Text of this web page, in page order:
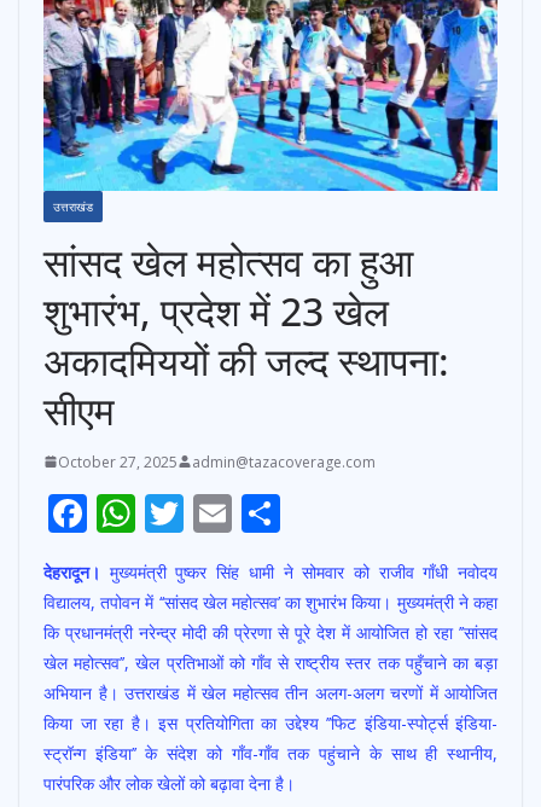
उत्तराखंड
सांसद खेल महोत्सव का हुआ
शुभारंभ, प्रदेश में 23 खेल
अकादमिययों की जल्द स्थापना:
सीएम
October 27, 2025 admin@tazacoverage.com
F
e
b
o
o
k
W
h
at
s
A
p
p
T
itt
er
E
m
ai
l
h
ar
e
देहरादून। मुख्यमंत्री पुष्कर सिंह धामी ने सोमवार को राजीव गाँधी नवोदय
विद्यालय, तपोवन में ‘‘सांसद खेल महोत्सव’ का शुभारंभ किया। मुख्यमंत्री ने कहा
कि प्रधानमंत्री नरेन्द्र मोदी की प्रेरणा से पूरे देश में आयोजित हो रहा ’’सांसद
खेल महोत्सव’’, खेल प्रतिभाओं को गाँव से राष्ट्रीय स्तर तक पहुँचाने का बड़ा
अभियान है। उत्तराखंड में खेल महोत्सव तीन अलग-अलग चरणों में आयोजित
किया जा रहा है। इस प्रतियोगिता का उद्देश्य ’’फिट इंडिया-स्पोर्ट्स इंडिया-
स्ट्रॉन्ग इंडिया’’ के संदेश को गाँव-गाँव तक पहुंचाने के साथ ही स्थानीय,
पारंपरिक और लोक खेलों को बढ़ावा देना है।